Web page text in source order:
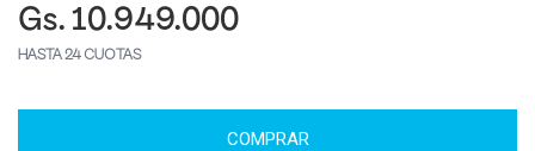
Gs. 10.949.000
HASTA 24 CUOTAS
COMPRAR